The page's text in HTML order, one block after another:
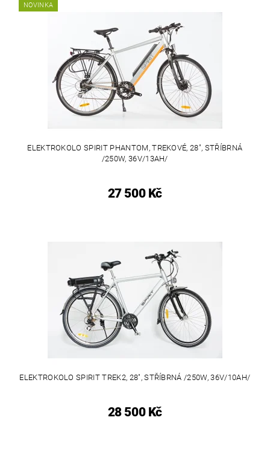
NOVINKA
ELEKTROKOLO SPIRIT PHANTOM, TREKOVÉ, 28", STŘÍBRNÁ
/250W, 36V/13AH/
27 500 Kč
ELEKTROKOLO SPIRIT TREK2, 28", STŘÍBRNÁ /250W, 36V/10AH/
28 500 Kč